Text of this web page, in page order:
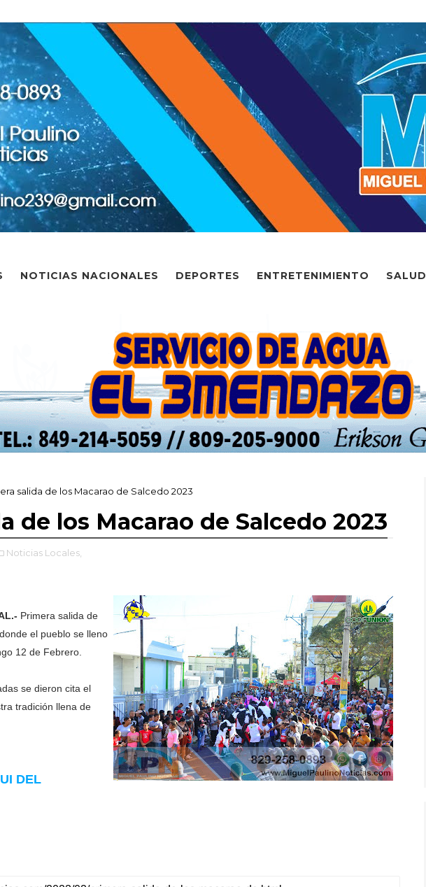
NOTICIAS NACIONALES DEPORTES ENTRETENIMIENTO SALUD
salida de los Macarao de Salcedo 2023
de los Macarao de Salcedo 2023
Noticias Locales,
Primera salida de
el pueblo se lleno
12 de Febrero.
se dieron cita el
tradición llena de
DEL